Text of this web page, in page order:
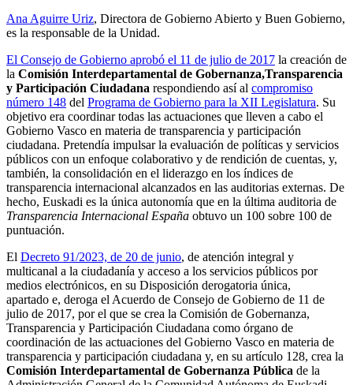
Ana Aguirre Uriz, Directora de Gobierno Abierto y Buen Gobierno,
es la responsable de la Unidad.
El Consejo de Gobierno aprobó el 11 de julio de 2017 la creación de
la Comisión Interdepartamental de Gobernanza,Transparencia
y Participación Ciudadana respondiendo así al compromiso
número 148 del Programa de Gobierno para la XII Legislatura. Su
objetivo era coordinar todas las actuaciones que lleven a cabo el
Gobierno Vasco en materia de transparencia y participación
ciudadana. Pretendía impulsar la evaluación de políticas y servicios
públicos con un enfoque colaborativo y de rendición de cuentas, y,
también, la consolidación en el liderazgo en los índices de
transparencia internacional alcanzados en las auditorias externas. De
hecho, Euskadi es la única autonomía que en la última auditoria de
Transparencia Internacional España obtuvo un 100 sobre 100 de
puntuación.
El Decreto 91/2023, de 20 de junio, de atención integral y
multicanal a la ciudadanía y acceso a los servicios públicos por
medios electrónicos, en su Disposición derogatoria única,
apartado e, deroga el Acuerdo de Consejo de Gobierno de 11 de
julio de 2017, por el que se crea la Comisión de Gobernanza,
Transparencia y Participación Ciudadana como órgano de
coordinación de las actuaciones del Gobierno Vasco en materia de
transparencia y participación ciudadana y, en su artículo 128, crea la
Comisión Interdepartamental de Gobernanza Pública de la